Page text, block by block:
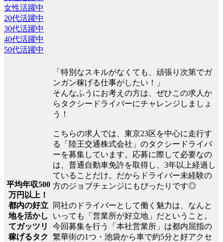
女性活躍中
20代活躍中
30代活躍中
40代活躍中
50代活躍中
平均年収500
万円以上！
都内の好立
地を活かし
てガッツリ
稼げるタク
「特別なスキルがなくても、頑張り次第でガ
ンガン稼げる仕事がしたい！」
そんなふうにお考えの方は、ぜひこの求人か
らタクシードライバーにチャレンジしましょ
う！
こちらの求人では、東京23区を中心に走行す
る「陸王交通株式会社」のタクシードライバ
ーを募集しています。応募に際して必要なの
は、普通自動車免許を取得し、3年以上経過し
ていることだけ。だからドライバー未経験の
方のジョブチェンジにもぴったりです◎
同社のドライバーとして働く魅力は、なんと
いっても「営業所が好立地」だということ。
今回募集を行う「本社営業所」は都内屈指の
繁華街の1つ・池袋から車で約5分と好アクセ